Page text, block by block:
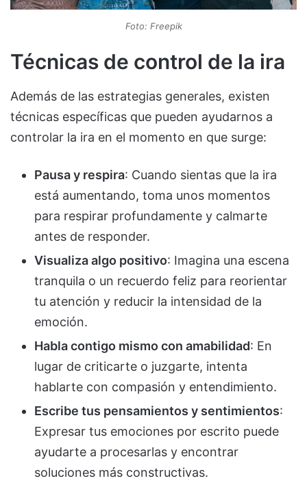
Foto: Freepik
Técnicas de control de la ira
Además de las estrategias generales, existen
técnicas específicas que pueden ayudarnos a
controlar la ira en el momento en que surge:
Pausa y respira: Cuando sientas que la ira
está aumentando, toma unos momentos
para respirar profundamente y calmarte
antes de responder.
Visualiza algo positivo: Imagina una escena
tranquila o un recuerdo feliz para reorientar
tu atención y reducir la intensidad de la
emoción.
Habla contigo mismo con amabilidad: En
lugar de criticarte o juzgarte, intenta
hablarte con compasión y entendimiento.
Escribe tus pensamientos y sentimientos:
Expresar tus emociones por escrito puede
ayudarte a procesarlas y encontrar
soluciones más constructivas.